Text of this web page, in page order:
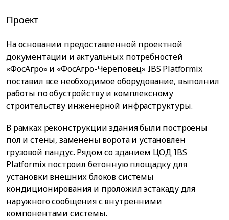
Проект
На основании предоставленной проектной
документации и актуальных потребностей
«ФосАгро» и «ФосАгро-Череповец» IBS Platformix
поставил все необходимое оборудование, выполнил
работы по обустройству и комплексному
строительству инженерной инфраструктуры.
В рамках реконструкции здания были построены
пол и стены, заменены ворота и установлен
грузовой пандус. Рядом со зданием ЦОД IBS
Platformix построил бетонную площадку для
установки внешних блоков системы
кондиционирования и проложил эстакаду для
наружного сообщения с внутренними
компонентами системы.